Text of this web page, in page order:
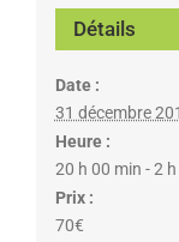
Détails
Date :
31 décembre
Heure :
20 h 00 min - 2
Prix :
70€